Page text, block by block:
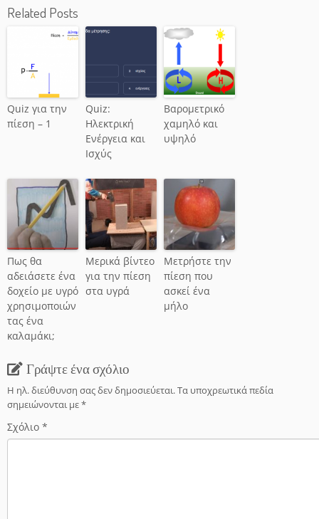
Related Posts
Quiz για την
πίεση – 1
Quiz:
Ηλεκτρική
Ενέργεια και
Ισχύς
Βαρομετρικό
χαμηλό και
υψηλό
Πως θα
αδειάσετε ένα
δοχείο με υγρό
χρησιμοποιών
τας ένα
καλαμάκι;
Μερικά βίντεο
για την πίεση
στα υγρά
Μετρήστε την
πίεση που
ασκεί ένα
μήλο
Γράψτε ένα σχόλιο
Η ηλ. διεύθυνση σας δεν δημοσιεύεται.Τα υποχρεωτικά πεδία
σημειώνονται με*
Σχόλιο *